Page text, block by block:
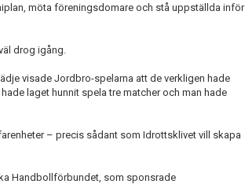
möta föreningsdomare och stå uppställda inför
drog igång.
visade Jordbro-spelarna att de verkligen hade
laget hunnit spela tre matcher och man hade
– precis sådant som Idrottsklivet vill skapa
Handbollförbundet, som sponsrade